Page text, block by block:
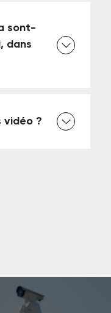
sont-
dans
vidéo ?